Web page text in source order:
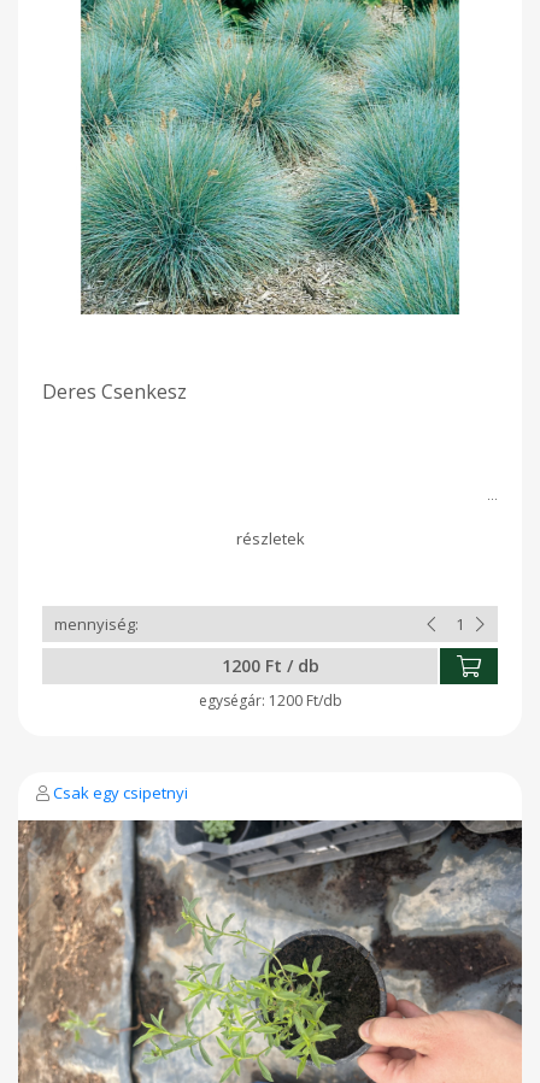
Deres Csenkesz
1200 Ft / db
1200 Ft/db
Csak egy csipetnyi